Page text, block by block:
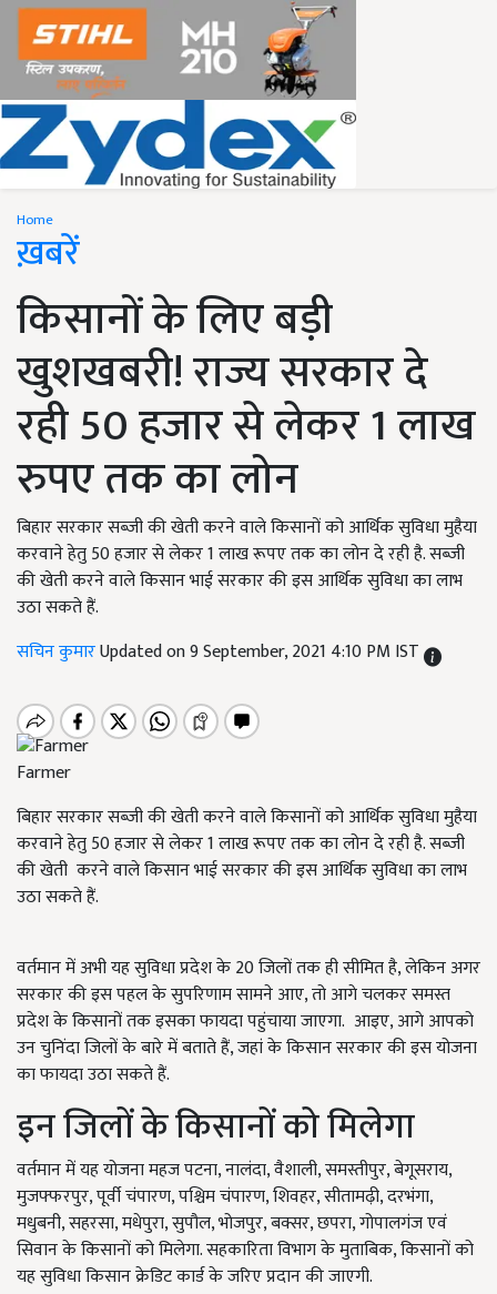
Home
ख़बरें
किसानों के लिए बड़ी
खुशखबरी! राज्य सरकार दे
रही 50 हजार से लेकर 1 लाख
रुपए तक का लोन
बिहार सरकार सब्जी की खेती करने वाले किसानों को आर्थिक सुविधा मुहैया
करवाने हेतु 50 हजार से लेकर 1 लाख रूपए तक का लोन दे रही है. सब्जी
की खेती करने वाले किसान भाई सरकार की इस आर्थिक सुविधा का लाभ
उठा सकते हैं.
सचिन कुमारUpdated on 9 September, 2021 4:10 PM IST
Farmer
बिहार सरकार सब्जी की खेती करने वाले किसानों को आर्थिक सुविधा मुहैया
करवाने हेतु 50 हजार से लेकर 1 लाख रूपए तक का लोन दे रही है. सब्जी
की खेती करने वाले किसान भाई सरकार की इस आर्थिक सुविधा का लाभ
उठा सकते हैं.
वर्तमान में अभी यह सुविधा प्रदेश के 20 जिलों तक ही सीमित है, लेकिन अगर
सरकार की इस पहल के सुपरिणाम सामने आए, तो आगे चलकर समस्त
प्रदेश के किसानों तक इसका फायदा पहुंचाया जाएगा. आइए, आगे आपको
उन चुनिंदा जिलों के बारे में बताते हैं, जहां के किसान सरकार की इस योजना
का फायदा उठा सकते हैं.
इन जिलों के किसानों को मिलेगा
वर्तमान में यह योजना महज पटना, नालंदा, वैशाली, समस्तीपुर, बेगूसराय,
मुजफ्फरपुर, पूर्वी चंपारण, पश्चिम चंपारण, शिवहर, सीतामढ़ी, दरभंगा,
मधुबनी, सहरसा, मधेपुरा, सुपौल, भोजपुर, बक्सर, छपरा, गोपालगंज एवं
सिवान के किसानों को मिलेगा. सहकारिता विभाग के मुताबिक, किसानों को
यह सुविधा किसान क्रेडिट कार्ड के जरिए प्रदान की जाएगी.